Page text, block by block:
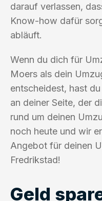
darauf verlassen,
Know-how dafür
abläuft.
Wenn du dich für
Moers als dein
entscheidest, hast
an deiner Seite, der
rund um deinen
noch heute und wir
Angebot für deinen
Fredrikstad!
Geld